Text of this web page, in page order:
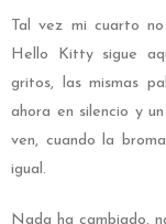
Tal vez mi cuarto
Hello Kitty sigue
gritos, las mismas
ahora en silencio y
ven, cuando la
igual.
Nada ha cambiado,